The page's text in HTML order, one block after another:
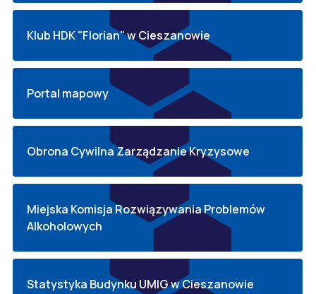
Klub HDK "Florian" w Cieszanowie
Portal mapowy
Obrona Cywilna Zarządzanie Kryzysowe
Miejska Komisja Rozwiązywania Problemów
Alkoholowych
Statystyka Budynku UMIG w Cieszanowie